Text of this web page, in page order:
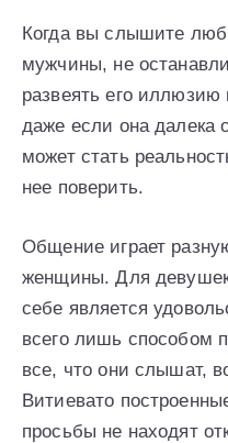
Когда вы слышите
мужчины, не
развеять его
даже если она далека
может стать
нее поверить.
Общение играет
женщины. Для
себе является
всего лишь способом
все, что они слышат,
Витиевато
просьбы не находят